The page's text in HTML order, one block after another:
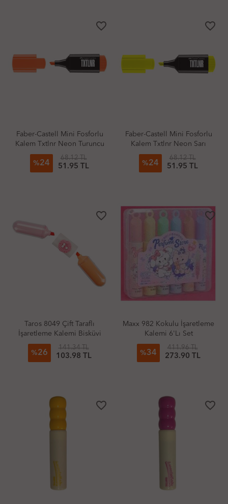
favorite_border
Faber-Castell Mini Fosforlu
Kalem Txtlnr Neon Turuncu
%24
68.12 TL
51.95 TL
favorite_border
Faber-Castell Mini Fosforlu
Kalem Txtlnr Neon Sarı
%24
68.12 TL
51.95 TL
favorite_border
Taros 8049 Çift Taraflı
İşaretleme Kalemi Bisküvi
(Adet)
%26
141.34 TL
103.98 TL
favorite_border
Maxx 982 Kokulu İşaretleme
Kalemi 6'Lı Set
%34
411.96 TL
273.90 TL
favorite_border favorite_border